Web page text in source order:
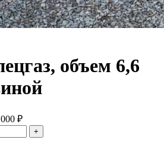
объем 6,6
₽